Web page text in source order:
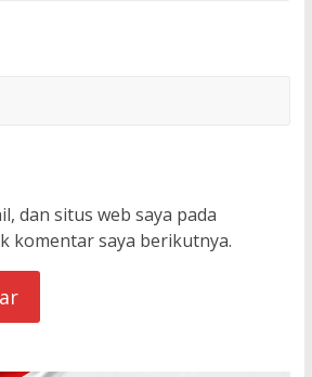
dan situs web saya pada
komentar saya berikutnya.